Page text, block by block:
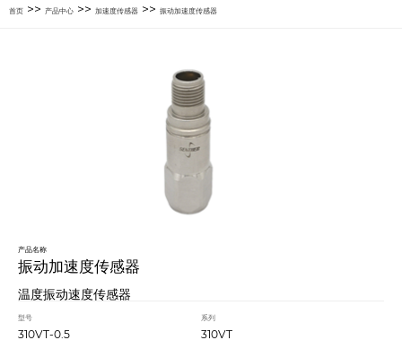
首页 >> 产品中心 >> 加速度传感器 >> 振动加速度传感器
产品名称
振动加速度传感器
温度振动速度传感器
型号
310VT-0.5
系列
310VT